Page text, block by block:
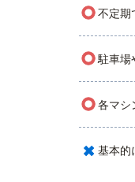
○不定期
○駐車場
○各マシ
× 基本的